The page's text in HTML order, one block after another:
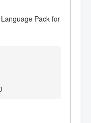
Pack for